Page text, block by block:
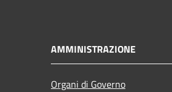
AMMINISTRAZIONE
Organi di Governo